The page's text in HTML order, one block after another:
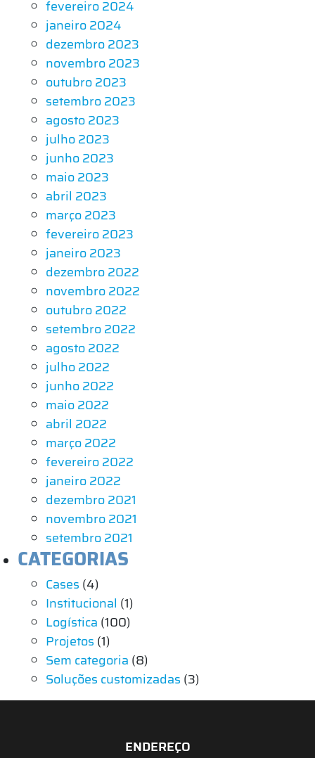
fevereiro 2024
janeiro 2024
dezembro 2023
novembro 2023
outubro 2023
setembro 2023
agosto 2023
julho 2023
junho 2023
maio 2023
abril 2023
março 2023
fevereiro 2023
janeiro 2023
dezembro 2022
novembro 2022
outubro 2022
setembro 2022
agosto 2022
julho 2022
junho 2022
maio 2022
abril 2022
março 2022
fevereiro 2022
janeiro 2022
dezembro 2021
novembro 2021
setembro 2021
CATEGORIAS
Cases (4)
Institucional (1)
Logística (100)
Projetos (1)
Sem categoria (8)
Soluções customizadas (3)
ENDEREÇO